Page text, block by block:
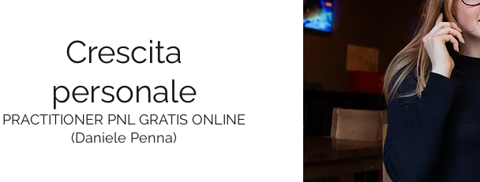
Crescita
personale
PRACTITIONER PNL GRATIS ONLINE
(Daniele Penna)